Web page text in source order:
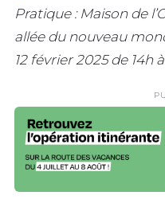
Pratique : Maison de
allée du nouveau
12 février 2025 de 14h